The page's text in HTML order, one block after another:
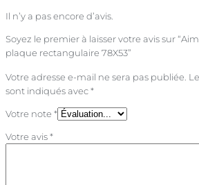
Il n’y a pas encore d’avis.
Soyez le premier à laisser votre avis sur
plaque rectangulaire 78X53”
Votre adresse e-mail ne sera pas publiée.
sont indiqués avec*
Votre note *
Votre avis*